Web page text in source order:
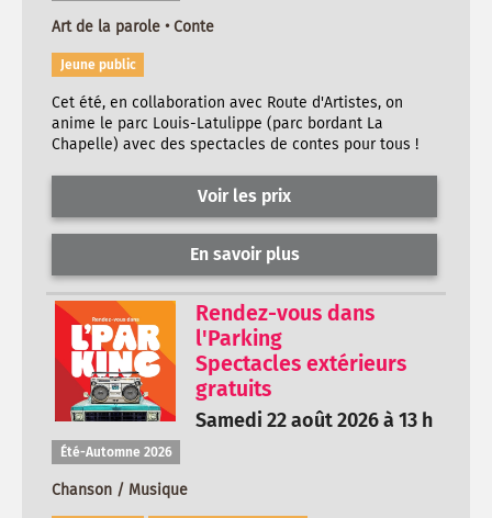
Art de la parole • Conte
Jeune public
Cet été, en collaboration avec Route d'Artistes, on
anime le parc Louis-Latulippe (parc bordant La
Chapelle) avec des spectacles de contes pour tous !
Voir les prix
En savoir plus
Rendez-vous dans
l'Parking
Spectacles extérieurs
gratuits
Samedi 22 août 2026 à 13 h
Été-Automne 2026
Chanson / Musique